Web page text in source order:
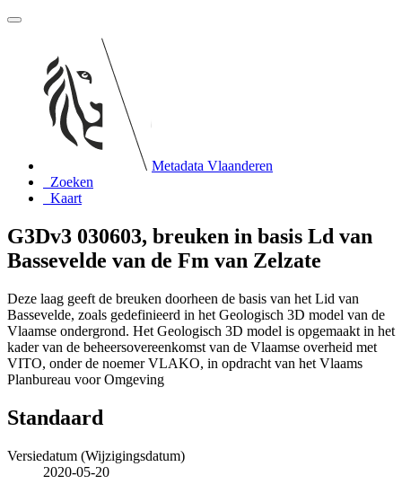
Metadata Vlaanderen
Zoeken
Kaart
G3Dv3 030603, breuken in basis Ld van
Bassevelde van de Fm van Zelzate
Deze laag geeft de breuken doorheen de basis van het Lid van
Bassevelde, zoals gedefinieerd in het Geologisch 3D model van de
Vlaamse ondergrond. Het Geologisch 3D model is opgemaakt in het
kader van de beheersovereenkomst van de Vlaamse overheid met
VITO, onder de noemer VLAKO, in opdracht van het Vlaams
Planbureau voor Omgeving
Standaard
Versiedatum (Wijzigingsdatum)
2020-05-20